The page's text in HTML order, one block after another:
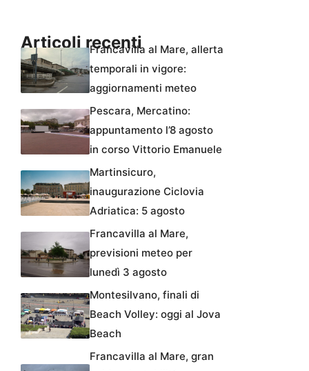
Articoli recentiFrancavilla al Mare, allerta
temporali in vigore:
aggiornamenti meteo
Pescara, Mercatino:
appuntamento l’8 agosto
in corso Vittorio Emanuele
Martinsicuro,
inaugurazione Ciclovia
Adriatica: 5 agosto
Francavilla al Mare,
previsioni meteo per
lunedì 3 agosto
Montesilvano, finali di
Beach Volley: oggi al Jova
Beach
Francavilla al Mare, gran